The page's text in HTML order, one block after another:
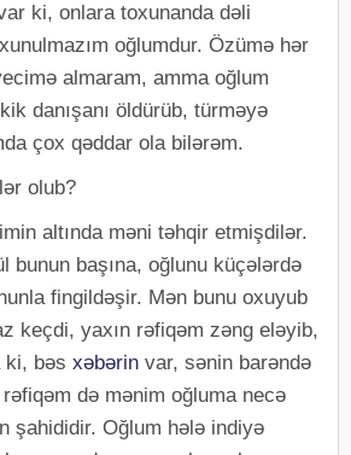
ki, onlara toxunanda dəli
oğlumdur. Özümə hər
almaram, amma oğlum
danışanı öldürüb, türməyə
çox qəddar ola bilərəm.
olub?
altında məni təhqir etmişdilər.
bunun başına, oğlunu küçələrdə
fingildəşir. Mən bunu oxuyub
keçdi, yaxın rəfiqəm zəng eləyib,
ki, bəs xəbərin var, sənin barəndə
də mənim oğluma necə
şahididir. Oğlum hələ indiyə